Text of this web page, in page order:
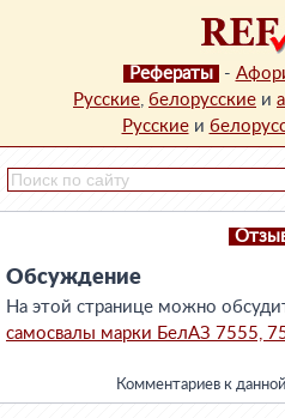
Рефераты -
Русские, белорусские и
Русскиеи
Обсуждение
На этой странице можно
самосвалы марки БелАЗ 7555,
Комментариев к